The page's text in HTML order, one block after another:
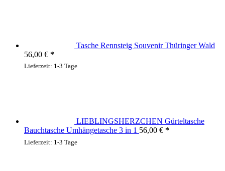
Tasche Rennsteig Souvenir Thüringer Wald
56,00 €
Lieferzeit: 1-3 Tage
LIEBLINGSHERZCHEN Gürteltasche
Bauchtasche Umhängetasche 3 in 1 56,00 €
Lieferzeit: 1-3 Tage